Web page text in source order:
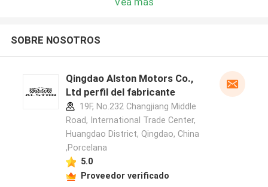
SOBRE NOSOTROS
Qingdao Alston Motors Co.,
Ltd perfil del fabricante
19F, No.232 Changjiang Middle
Road, International Trade Center,
Huangdao District, Qingdao, China
,Porcelana
5.0
Proveedor verificado